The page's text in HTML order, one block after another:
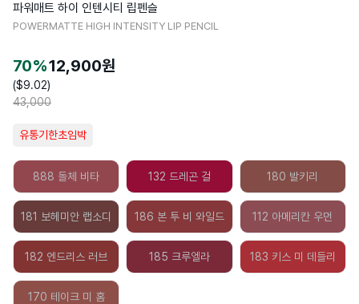
파워매트 하이 인텐시티 립펜슬
POWERMATTE HIGH INTENSITY LIP PENCIL
70%12,900원
($9.02)
43,000
유통기한초임박
888 돌체 비타 132 드레곤 걸 180 발키리
181 보헤미안 랩소디 186 본 투 비 와일드 112 아메리칸 우먼
182 엔드리스 러브 185 크루엘라 183 키스 미 데들리
170 테이크 미 홈